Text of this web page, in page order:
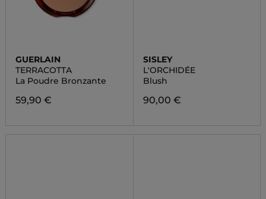
GUERLAIN
TERRACOTTA
La Poudre Bronzante
59,90 €
SISLEY
L'ORCHIDÉE
Blush
90,00 €